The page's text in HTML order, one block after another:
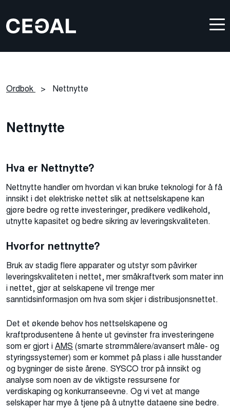
Ordbok > Nettnytte
Nettnytte
Hva er Nettnytte?
Nettnytte handler om hvordan vi kan bruke teknologi for å få
innsikt i det elektriske nettet slik at nettselskapene kan
gjøre bedre og rette investeringer, predikere vedlikehold,
utnytte kapasitet og bedre sikring av leveringskvaliteten.
Hvorfor nettnytte?
Bruk av stadig flere apparater og utstyr som påvirker
leveringskvaliteten i nettet, mer småkraftverk som mater inn
i nettet, gjør at selskapene vil trenge mer
sanntidsinformasjon om hva som skjer i distribusjonsnettet.
Det et økende behov hos nettselskapene og
kraftprodusentene å hente ut gevinster fra investeringene
som er gjort iAMS (smarte strømmålere/avansert måle- og
styringssystemer) som er kommet på plass i alle husstander
og bygninger de siste årene. SYSCO tror på innsikt og
analyse som noen av de viktigste ressursene for
verdiskaping og konkurranseevne. Og vi vet at mange
selskaper har mye å tjene på å utnytte dataene sine bedre.